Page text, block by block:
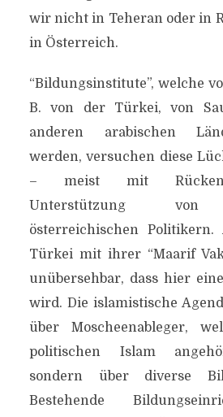
DER
ARABISCHE
22.
wir nicht in Teheran oder in
in Österreich.
“Bildungsinstitute”, welche
B. von der Türkei, von
anderen arabischen
werden, versuchen diese
– meist mit
Unterstützung von
österreichischen
Türkei mit ihrer “Maarif
unübersehbar, dass hier
wird. Die islamistische
über Moscheenableger,
politischen Islam
sondern über diverse
Bestehende